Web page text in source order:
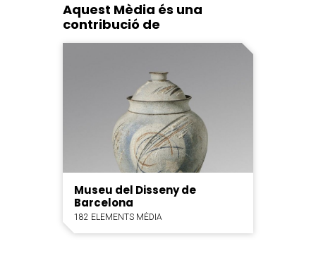
Aquest Mèdia és una
contribució de
Museu del Disseny de
Barcelona
182 ELEMENTS MÈDIA